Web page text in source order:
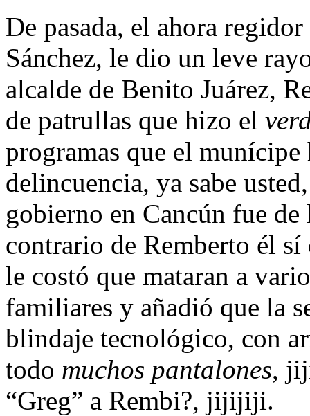
De pasada, el ahora
Sánchez, le dio un leve
alcalde de Benito Juárez,
de patrullas que hizo el
programas que el
delincuencia, ya sabe
gobierno en Cancún fue
contrario de Remberto él
le costó que mataran a
familiares y añadió que la
blindaje tecnológico, con
todo muchos pantalones,
“Greg” a Rembi?, jijijiji.